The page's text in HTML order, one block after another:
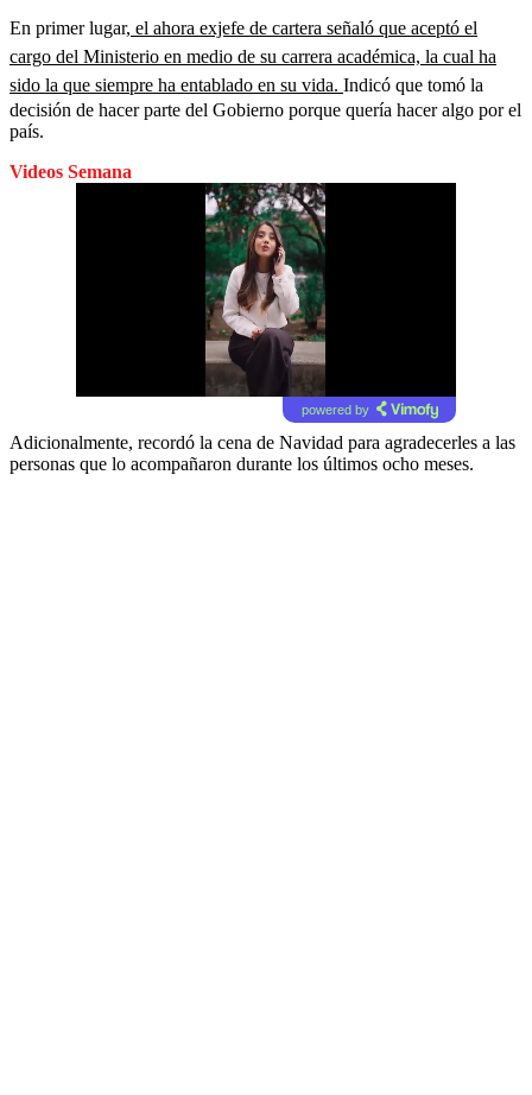
En primer lugar, el ahora exjefe de cartera señaló que aceptó el
cargo del Ministerio en medio de su carrera académica, la cual ha
sido la que siempre ha entablado en su vida. Indicó que tomó la
decisión de hacer parte del Gobierno porque quería hacer algo por el
país.
Videos Semana
powered by
Adicionalmente, recordó la cena de Navidad para agradecerles a las
personas que lo acompañaron durante los últimos ocho meses.